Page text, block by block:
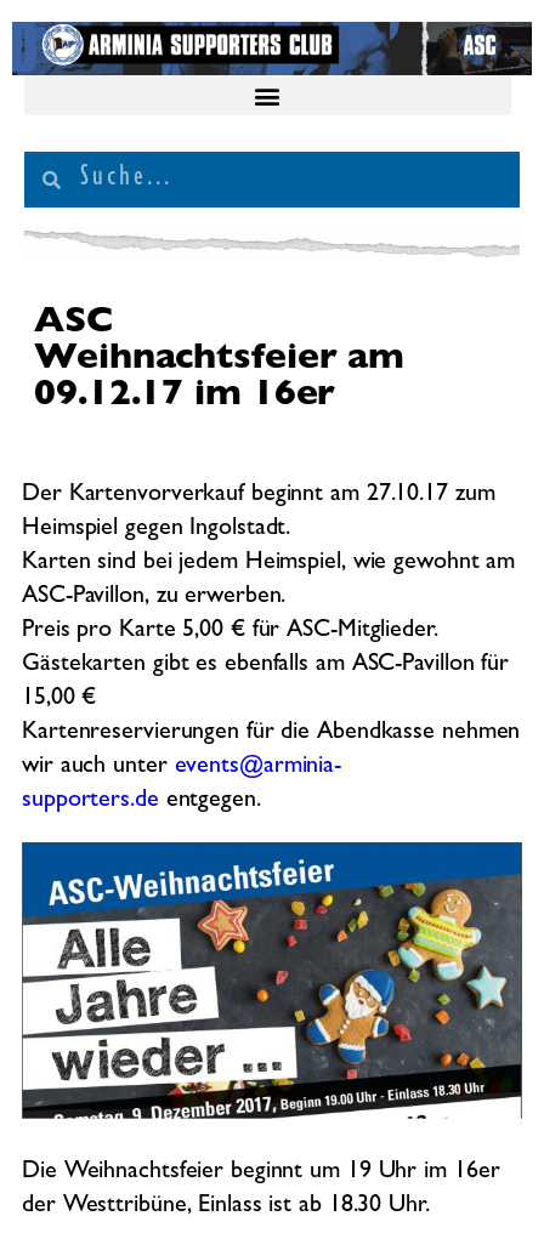
ASC
Weihnachtsfeier am
09.12.17 im 16er
Der Kartenvorverkauf beginnt am 27.10.17 zum
Heimspiel gegen Ingolstadt.
Karten sind bei jedem Heimspiel, wie gewohnt am
ASC-Pavillon, zu erwerben.
Preis pro Karte 5,00 € für ASC-Mitglieder.
Gästekarten gibt es ebenfalls am ASC-Pavillon für
15,00 €
Kartenreservierungen für die Abendkasse nehmen
wir auch unter events@arminia-
supporters.de entgegen.
Die Weihnachtsfeier beginnt um 19 Uhr im 16er
der Westtribüne, Einlass ist ab 18.30 Uhr.